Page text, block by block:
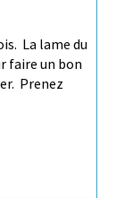
La lame du
faire un bon
Prenez